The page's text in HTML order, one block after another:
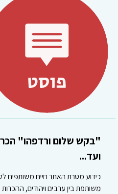
"בקש שלום ורדפהו"
ועד...
כידוע מטרת האתר חיים משותפים
משותפת בין ערבים ויהודים,